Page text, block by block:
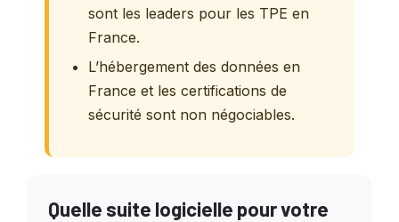
sont les leaders pour les TPE en
France.
L’hébergement des données en
France et les certifications de
sécurité sont non négociables.
Quelle suite logicielle pour votre